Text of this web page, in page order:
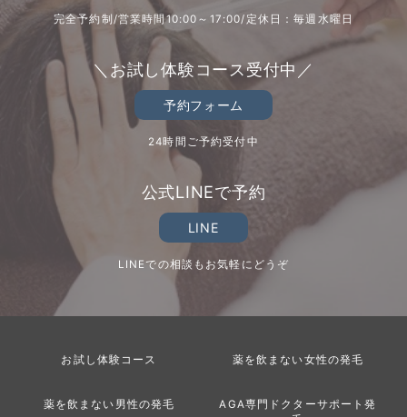
完全予約制/営業時間10:00～17:00/定休日：毎週水曜日
＼お試し体験コース受付中／
予約フォーム
24時間ご予約受付中
公式LINEで予約
LINE
LINEでの相談もお気軽にどうぞ
お試し体験コース 薬を飲まない女性の発毛
薬を飲まない男性の発毛
AGA専門ドクターサポート発